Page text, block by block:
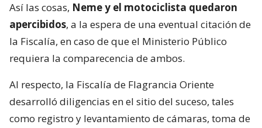
Así las cosas, Neme y el motociclista quedaron
apercibidos, a la espera de una eventual citación de
la Fiscalía, en caso de que el Ministerio Público
requiera la comparecencia de ambos.
Al respecto, la Fiscalía de Flagrancia Oriente
desarrolló diligencias en el sitio del suceso, tales
como registro y levantamiento de cámaras, toma de